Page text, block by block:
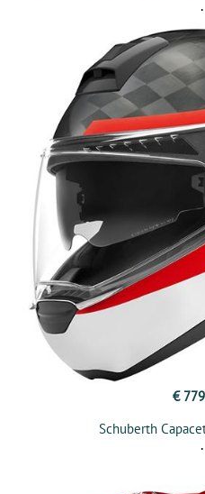
€
Schuberth